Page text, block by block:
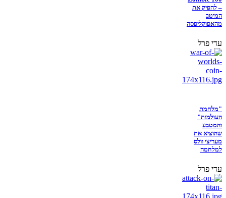
– להפיק את
המיטב
מהאפוקליפסה
עדי פרל
"מלחמת
העולמות"
והמטבע
שהוציא את
מעריצי וולס
למלחמה
עדי פרל